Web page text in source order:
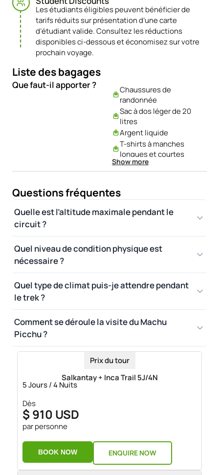
Les étudiants éligibles peuvent bénéficier de
tarifs réduits sur présentation d’une carte
d’étudiant valide. Consultez les réductions
disponibles ci-dessous et économisez sur votre
prochain voyage.
Liste des bagages
Que faut-il apporter ?
Chaussures de
randonnée
Sac à dos léger de 20
litres
Argent liquide
T-shirts à manches
longues et courtes
Pantalons longs et
chaud et sacs en
plastique
Poncho de pluie en
bonnet pour le froid
papier toilette et lampe
de poche
Chargeurs pour
Crème solaire et
insectes
Articles médicaux ou
Show more
Questions fréquentes
Quelle est l’altitude maximale pendant le
circuit ?
Quel niveau de condition physique est
nécessaire ?
Quel type de climat puis-je attendre pendant
le trek ?
Comment se déroule la visite du Machu
Picchu ?
Prix du tour
Salkantay + Inca Trail 5J/4N
5 Jours / 4 Nuits
Dès
$ 910 USD
par personne
BOOK NOW ENQUIRE NOW